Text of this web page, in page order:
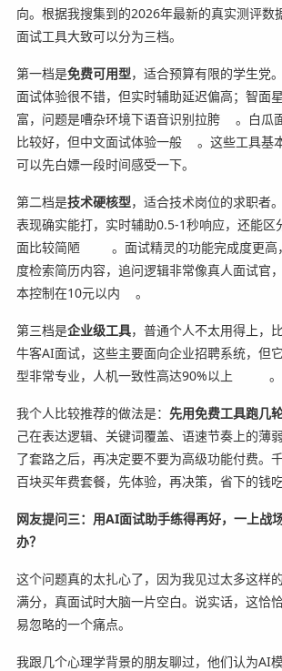
向。根据我搜集到的2026年最新的真实测评数
面试工具大致可以分为三档。
第一档是免费可用型，适合预算有限的学生党
面试体验很不错，但实时辅助延迟偏高；智面
富，问题是嘈杂环境下语音识别拉胯
。白瓜
比较好，但中文面试体验一般
。这些工具基
可以先白嫖一段时间感受一下。
第二档是技术硬核型，适合技术岗位的求职者
表现确实能打，实时辅助0.5-1秒响应，还能区
面比较简陋
。面试精灵的功能完成度更高
度检索简历内容，追问逻辑非常像真人面试官
本控制在10元以内
。
第三档是企业级工具，普通个人不太用得上，
牛客AI面试，这些主要面向企业招聘系统，但
型非常专业，人机一致性高达90%以上
。
我个人比较推荐的做法是： 先用免费工具跑几
己在表达逻辑、关键词覆盖、语速节奏上的薄
了套路之后，再决定要不要为高级功能付费。
百块买年费套餐，先体验，再决策，省下的钱
网友提问三：用AI面试助手练得再好，一上战
办？
这个问题真的太扎心了，因为我见过太多这
满分，真面试时大脑一片空白。说实话，这恰
易忽略的一个痛点。
我跟几个心理学背景的朋友聊过，他们认为AI